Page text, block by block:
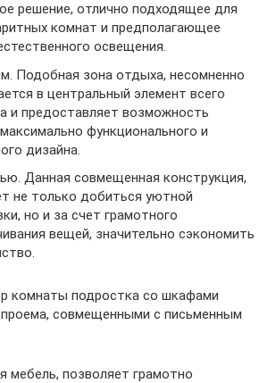
решение, отлично подходящее для
комнат и предполагающее
освещения.
Подобная зона отдыха, несомненно
в центральный элемент всего
и предоставляет возможность
функционального и
дизайна.
Данная совмещенная конструкция,
не только добиться уютной
но и за счет грамотного
вещей, значительно сэкономить
комнаты подростка со шкафами
проема, совмещенными с письменным
мебель, позволяет грамотно